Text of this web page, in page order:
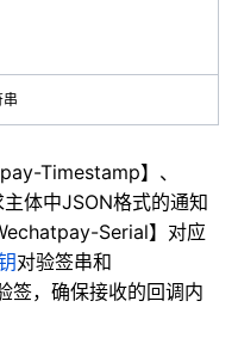
Timestamp】、
体中JSON格式的通知
Serial】对应
对验签串和
签，确保接收的回调内